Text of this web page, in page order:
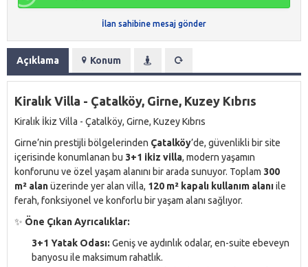
İlan sahibine mesaj gönder
Açıklama Konum
Kiralık Villa - Çatalköy, Girne, Kuzey Kıbrıs
Kiralık İkiz Villa - Çatalköy, Girne, Kuzey Kıbrıs
Girne’nin prestijli bölgelerinden Çatalköy’de, güvenlikli bir site
içerisinde konumlanan bu 3+1 ikiz villa, modern yaşamın
konforunu ve özel yaşam alanını bir arada sunuyor. Toplam 300
m² alanüzerinde yer alan villa, 120 m² kapalı kullanım alanıile
ferah, fonksiyonel ve konforlu bir yaşam alanı sağlıyor.
✨ Öne Çıkan Ayrıcalıklar:
3+1 Yatak Odası: Geniş ve aydınlık odalar, en-suite ebeveyn
banyosu ile maksimum rahatlık.